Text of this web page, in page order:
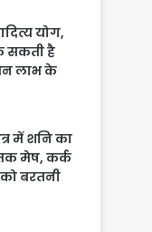
योग,
सकती है
लाभ के
में शनि का
मेष, कर्क
बरतनी